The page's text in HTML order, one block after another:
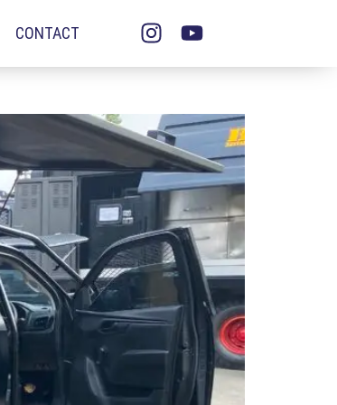
CONTACT